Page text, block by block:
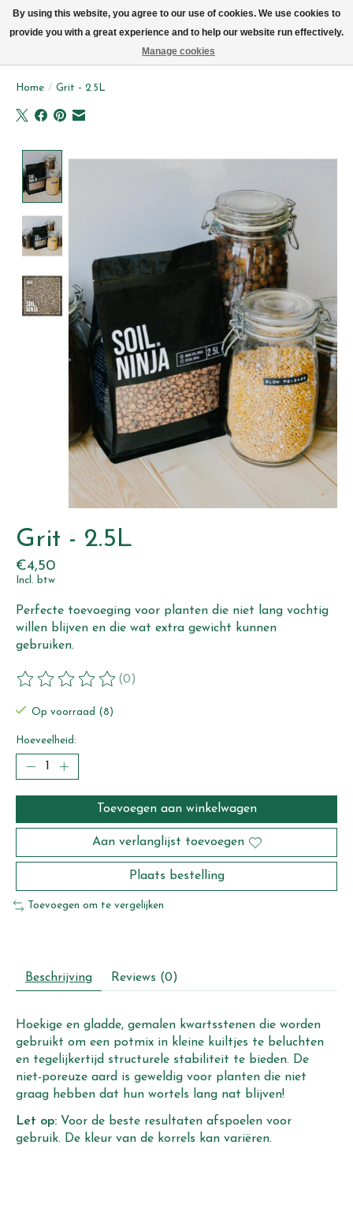
Home / Grit - 2.5L
Product image slideshow Items
Grit - 2.5L
€4,50
Incl. btw
Perfecte toevoeging voor planten die niet lang vochtig
willen blijven en die wat extra gewicht kunnen
gebruiken.
De beoordeling van dit product is
(0)
Op voorraad (8)
Hoeveelheid:
Toevoegen aan winkelwagen
Aan verlanglijst toevoegen
Plaats bestelling
Toevoegen om te vergelijken
Beschrijving Reviews (0)
Hoekige en gladde, gemalen kwartsstenen die worden
gebruikt om een potmix in kleine kuiltjes te beluchten
en tegelijkertijd structurele stabiliteit te bieden. De
niet-poreuze aard is geweldig voor planten die niet
graag hebben dat hun wortels lang nat blijven!
Let op: Voor de beste resultaten afspoelen voor
gebruik. De kleur van de korrels kan variëren.
By using this website, you agree to our use of cookies. We use cookies to
provide you with a great experience and to help our website run effectively.
Manage cookies